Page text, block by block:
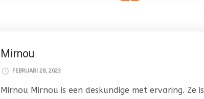
Mirnou
FEBRUARI 28, 2023
Mirnou Mirnou is een deskundige met ervaring. Ze is